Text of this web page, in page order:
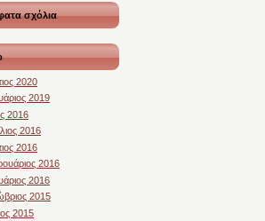
σχόλια
2020
2019
2016
2016
2016
2016
2016
2015
2015